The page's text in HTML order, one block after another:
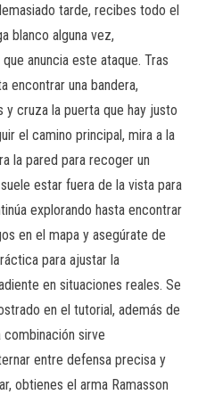
tarde, recibes todo el
blanco alguna vez,
anuncia este ataque. Tras
encontrar una bandera,
cruza la puerta que hay justo
el camino principal, mira a la
la pared para recoger un
estar fuera de la vista para
explorando hasta encontrar
en el mapa y asegúrate de
para ajustar la
en situaciones reales. Se
en el tutorial, además de
combinación sirve
entre defensa precisa y
obtienes el arma Ramasson